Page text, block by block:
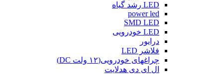
LED رشد گیاه
power led
SMD LED
LED خودرویی
درایور
فلاشر LED
چراغهای خودرویی(۱۲ ولت DC)
ال ای دی هدلایت